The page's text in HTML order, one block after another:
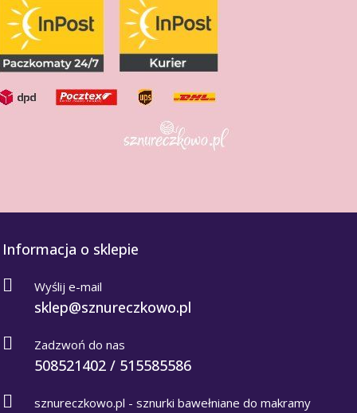
Informacja o sklepie
Wyślij e-mail
sklep@sznureczkowo.pl
Zadzwoń do nas
508521402 / 515585586
sznureczkowo.pl - sznurki bawełniane do makramy